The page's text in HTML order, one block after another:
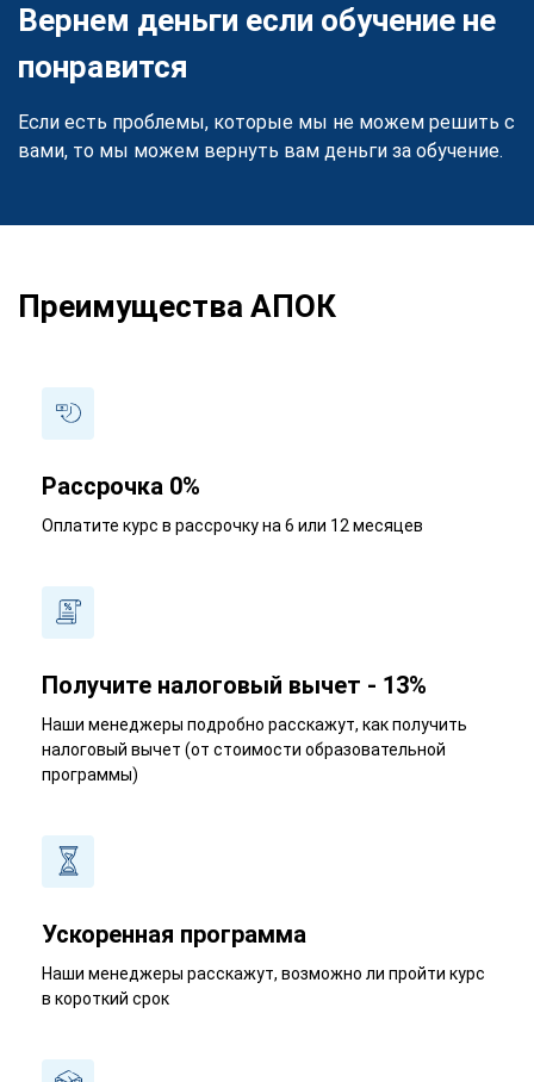
Вернем деньги если обучение не
понравится
Если есть проблемы, которые мы не можем решить с
вами, то мы можем вернуть вам деньги за обучение.
Преимущества АПОК
Рассрочка 0%
Оплатите курс в рассрочку на 6 или 12 месяцев
Получите налоговый вычет - 13%
Наши менеджеры подробно расскажут, как получить
налоговый вычет (от стоимости образовательной
программы)
Ускоренная программа
Наши менеджеры расскажут, возможно ли пройти курс
в короткий срок